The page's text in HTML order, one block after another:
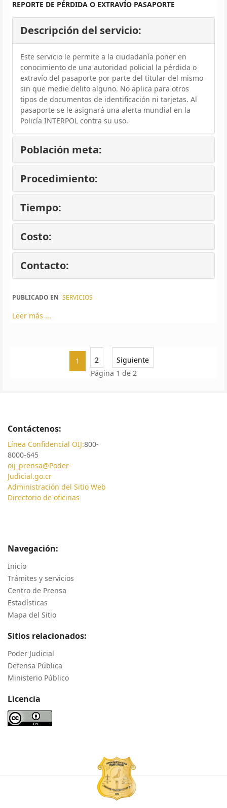
REPORTE DE PÉRDIDA O EXTRAVÍO PASAPORTE
Descripción del servicio:
Este servicio le permite a la ciudadanía poner en
conocimiento de una autoridad policial la pérdida o
extravío del pasaporte por parte del titular del mismo
sin que medie delito alguno. No aplica para otros
tipos de documentos de identificación ni tarjetas. Al
pasaporte se le asignará una alerta mundial en la
Policía INTERPOL contra su uso.
Población meta:
Procedimiento:
Tiempo:
Costo:
Contacto:
PUBLICADO EN SERVICIOS
Leer más ...
1 2
Siguiente
Página 1 de 2
Contáctenos:
Línea Confidencial OIJ:800-
8000-645
oij_prensa@Poder-
Judicial.go.cr
Administración del Sitio Web
Directorio de oficinas
Navegación:
Inicio
Trámites y servicios
Centro de Prensa
Estadísticas
Mapa del Sitio
Sitios relacionados:
Poder Judicial
Defensa Pública
Ministerio Público
Licencia